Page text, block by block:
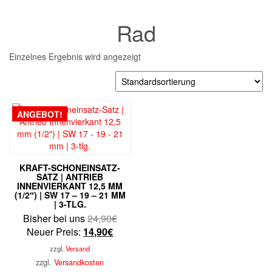
Rad
Einzelnes Ergebnis wird angezeigt
ANGEBOT!
KRAFT-SCHONEINSATZ-
SATZ | ANTRIEB
INNENVIERKANT 12,5 MM
(1/2″) | SW 17 – 19 – 21 MM
| 3-TLG.
Bisher bei uns24,90€Ursprünglicher
Neuer Preis: 14,90€Aktueller
zzgl.Versand
zzgl.Versandkosten